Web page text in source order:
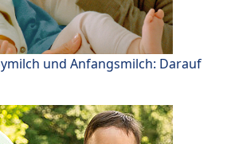
und Anfangsmilch: Darauf